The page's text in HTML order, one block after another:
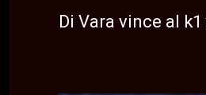
Di Vara vince al